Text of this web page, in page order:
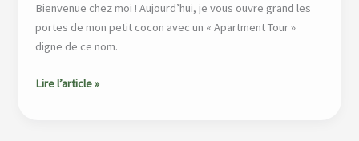
Bienvenue chez moi ! Aujourd’hui, je vous ouvre grand les
portes de mon petit cocon avec un « Apartment Tour »
digne de ce nom.
Lire l’article »